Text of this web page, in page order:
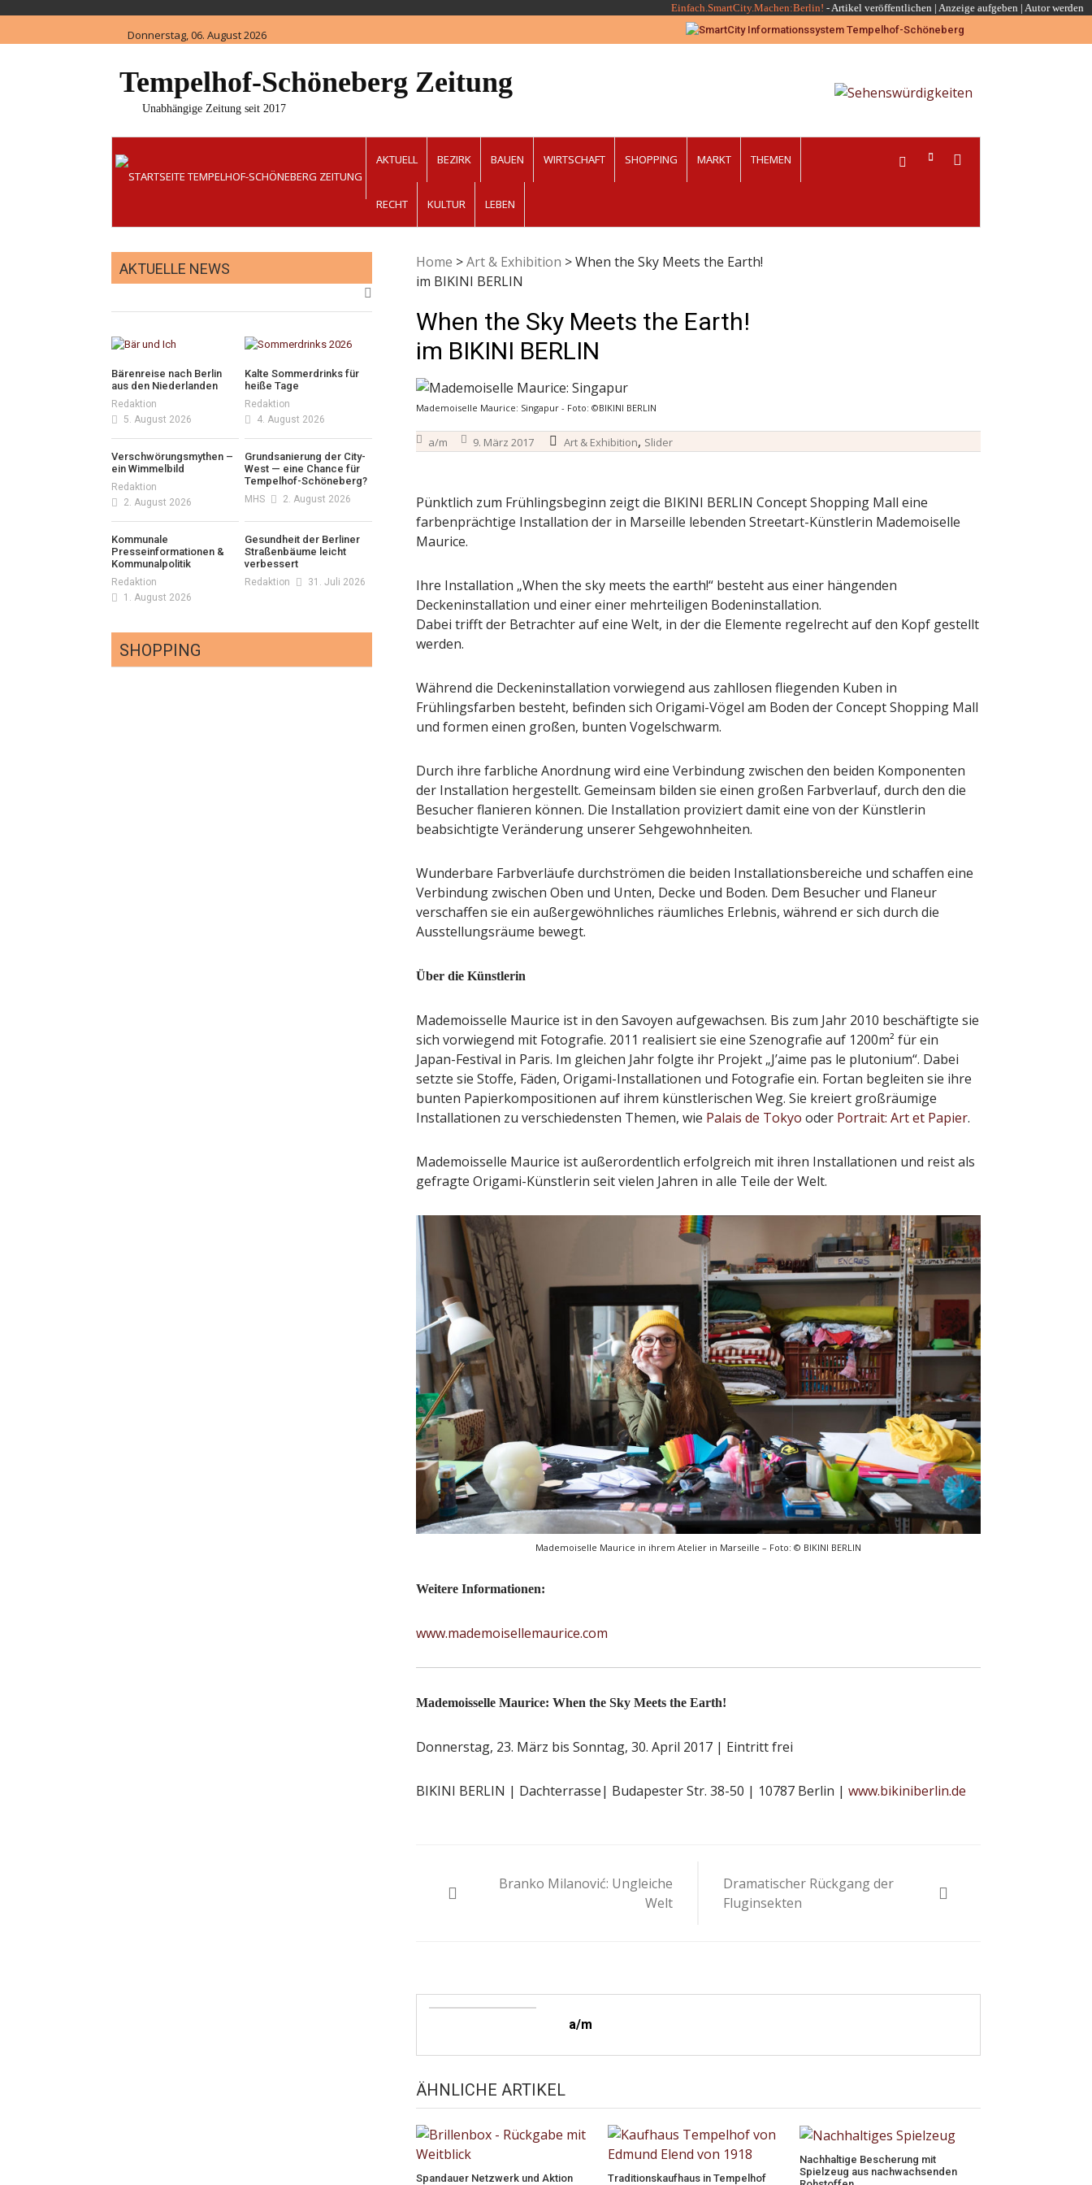
content
Einfach.SmartCity.Machen:Berlin! -Artikel veröffentlichen | Anzeige aufgeben | Autor werden
Donnerstag, 06. August 2026
Tempelhof-Schöneberg Zeitung
Unabhängige Zeitung seit 2017
AKTUELL BEZIRK BAUEN WIRTSCHAFT SHOPPING MARKT THEMEN
RECHT KULTUR LEBEN
Home >Art & Exhibition >When the Sky Meets the Earth!
im BIKINI BERLIN
When the Sky Meets the Earth!
im BIKINI BERLIN
Mademoiselle Maurice: Singapur - Foto: ©BIKINI BERLIN
a/m 9. März 2017 Art & Exhibition, Slider
Pünktlich zum Frühlingsbeginn zeigt die BIKINI BERLIN Concept Shopping Mall eine
farbenprächtige Installation der in Marseille lebenden Streetart-Künstlerin Mademoiselle
Maurice.
Ihre Installation „When the sky meets the earth!“ besteht aus einer hängenden
Deckeninstallation und einer einer mehrteiligen Bodeninstallation.
Dabei trifft der Betrachter auf eine Welt, in der die Elemente regelrecht auf den Kopf gestellt
werden.
Während die Deckeninstallation vorwiegend aus zahllosen fliegenden Kuben in
Frühlingsfarben besteht, befinden sich Origami-Vögel am Boden der Concept Shopping Mall
und formen einen großen, bunten Vogelschwarm.
Durch ihre farbliche Anordnung wird eine Verbindung zwischen den beiden Komponenten
der Installation hergestellt. Gemeinsam bilden sie einen großen Farbverlauf, durch den die
Besucher flanieren können. Die Installation proviziert damit eine von der Künstlerin
beabsichtigte Veränderung unserer Sehgewohnheiten.
Wunderbare Farbverläufe durchströmen die beiden Installationsbereiche und schaffen eine
Verbindung zwischen Oben und Unten, Decke und Boden. Dem Besucher und Flaneur
verschaffen sie ein außergewöhnliches räumliches Erlebnis, während er sich durch die
Ausstellungsräume bewegt.
Über die Künstlerin
Mademoisselle Maurice ist in den Savoyen aufgewachsen. Bis zum Jahr 2010 beschäftigte sie
sich vorwiegend mit Fotografie. 2011 realisiert sie eine Szenografie auf 1200m² für ein
Japan-Festival in Paris. Im gleichen Jahr folgte ihr Projekt „J’aime pas le plutonium“. Dabei
setzte sie Stoffe, Fäden, Origami-Installationen und Fotografie ein. Fortan begleiten sie ihre
bunten Papierkompositionen auf ihrem künstlerischen Weg. Sie kreiert großräumige
Installationen zu verschiedensten Themen, wie Palais de Tokyo oder Portrait: Art et Papier.
Mademoisselle Maurice ist außerordentlich erfolgreich mit ihren Installationen und reist als
gefragte Origami-Künstlerin seit vielen Jahren in alle Teile der Welt.
Mademoiselle Maurice in ihrem Atelier in Marseille – Foto: © BIKINI BERLIN
Weitere Informationen:
www.mademoisellemaurice.com
Mademoisselle Maurice: When the Sky Meets the Earth!
Donnerstag, 23. März bis Sonntag, 30. April 2017 | Eintritt frei
BIKINI BERLIN | Dachterrasse| Budapester Str. 38-50 | 10787 Berlin | www.bikiniberlin.de
Branko Milanović: Ungleiche
Welt
Dramatischer Rückgang der
Fluginsekten
a/m
ÄHNLICHE ARTIKEL
Spandauer Netzwerk und Aktion
Traditionskaufhaus in Tempelhof
Nachhaltige Bescherung mit
Spielzeug aus nachwachsenden
AKTUELLE NEWS
Bärenreise nach Berlin
aus den Niederlanden
Redaktion
5. August 2026
Kalte Sommerdrinks für
heiße Tage
Redaktion
4. August 2026
Verschwörungsmythen –
ein Wimmelbild
Redaktion
2. August 2026
Grundsanierung der City-
West — eine Chance für
Tempelhof-Schöneberg?
MHS 2. August 2026
Kommunale
Presseinformationen &
Kommunalpolitik
Redaktion
1. August 2026
Gesundheit der Berliner
Straßenbäume leicht
verbessert
Redaktion 31. Juli 2026
SHOPPING